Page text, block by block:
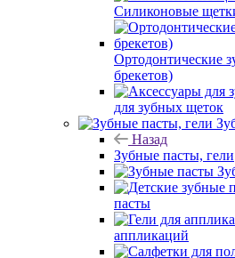
Силиконовые
Ортодонтические
брекетов)
для зубных щеток
Назад
Зубные пасты, гели
пасты
аппликаций